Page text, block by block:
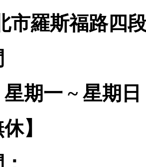
市羅斯福路四
期一 ~ 星期日
】